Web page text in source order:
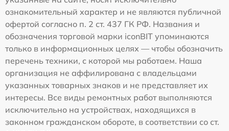
ознакомительный характер и не являются публичной
офертой согласно п. 2 ст. 437 ГК РФ. Названия и
обозначения торговой марки iconBIT упоминаются
только в информационных целях — чтобы обозначить
перечень техники, с которой мы работаем. Наша
организация не аффилирована с владельцами
указанных товарных знаков и не представляет их
интересы. Все виды ремонтных работ выполняются
исключительно на устройствах, находящихся в
законном гражданском обороте, в соответствии со ст.